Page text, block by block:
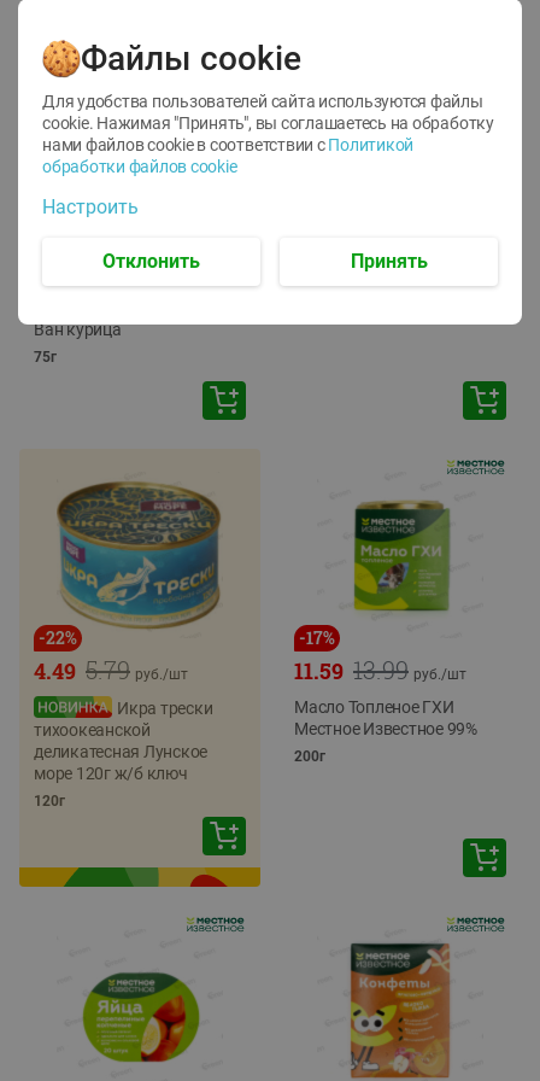
12
1.05 руб./
руб./шт
Корм влаж. для кош. с
Ван курица
75г
ТОФУ Vegetus ТВЕРДЫЙ
-22%
5.79
4.49 руб./шт
Икра трески
тихоокеанской
деликатесная Лунское
море 120г ж/б ключ
120г
-17%
13.99
11.59 руб./шт
Масло Топленое ГХИ
Местное Известное 99%
200г
Файлы cookie
Для удобства пользователей сайта используются файлы
cookie. Нажимая "Принять", вы соглашаетесь на обработку
нами файлов cookie в соответствии с Политикой
обработки файлов cookie
Настроить
Отклонить Принять